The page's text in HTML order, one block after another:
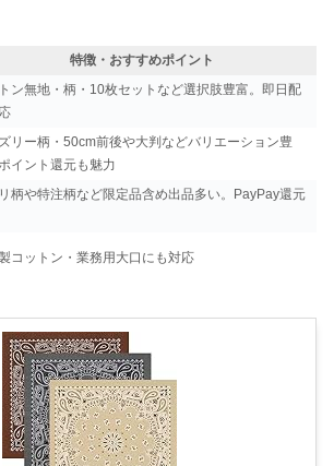
特徴・おすすめポイント
ン無地・柄・10枚セットなど選択肢豊富。即日配
リー柄・50cm前後や大判などバリエーション豊
イント還元も魅力
柄や特注柄など限定品含め出品多い。PayPay還元
コットン・業務用大口にも対応